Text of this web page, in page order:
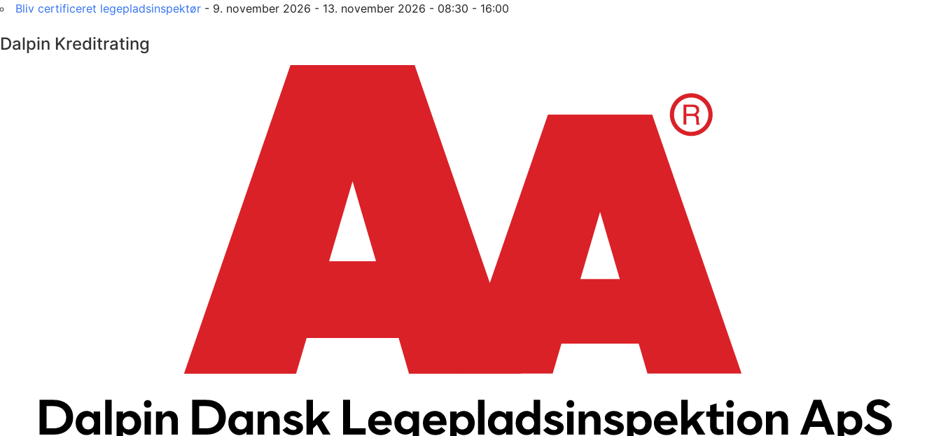
Bliv certificeret legepladsinspektør - 9. november 2026 - 13. november 2026 - 08:30 - 16:00
Dalpin Kreditrating